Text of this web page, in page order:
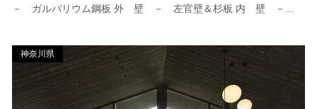
－ ガルバリウム鋼板 外 壁 － 左官壁＆杉板 内 壁 －...
神奈川県